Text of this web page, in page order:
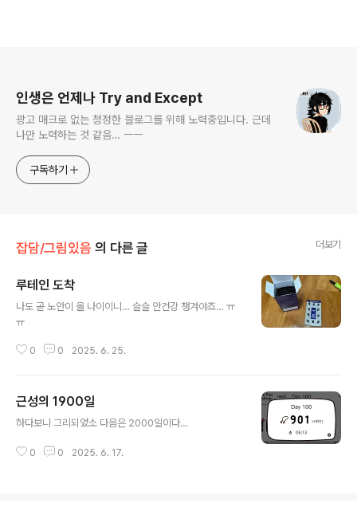
인생은 언제나 Try and Except
광고 매크로 없는 청정한 블로그를 위해 노력중입니다. 근데
나만 노력하는 것 같음… ㅡㅡ
구독하기
잡담/그림있음 의 다른 글 더보기
루테인 도착
나도 곧 노안이 올 나이이니… 슬슬 안건강 챙겨야죠… ㅠ
ㅠ
0 0 2025. 6. 25.
근성의 1900일
하다보니 그리되었소 다음은 2000일이다…
0 0 2025. 6. 17.